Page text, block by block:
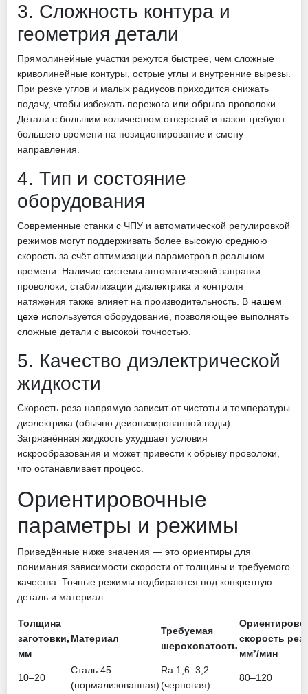
3. Сложность контура и
геометрия детали
Прямолинейные участки режутся быстрее, чем сложные
криволинейные контуры, острые углы и внутренние вырезы.
При резке углов и малых радиусов приходится снижать
подачу, чтобы избежать пережога или обрыва проволоки.
Детали с большим количеством отверстий и пазов требуют
большего времени на позиционирование и смену
направления.
4. Тип и состояние
оборудования
Современные станки с ЧПУ и автоматической регулировкой
режимов могут поддерживать более высокую среднюю
скорость за счёт оптимизации параметров в реальном
времени. Наличие системы автоматической заправки
проволоки, стабилизации диэлектрика и контроля
натяжения также влияет на производительность. В нашем
цехе используется оборудование, позволяющее выполнять
сложные детали с высокой точностью.
5. Качество диэлектрической
жидкости
Скорость реза напрямую зависит от чистоты и температуры
диэлектрика (обычно деионизированной воды).
Загрязнённая жидкость ухудшает условия
искрообразования и может привести к обрыву проволоки,
что останавливает процесс.
Ориентировочные
параметры и режимы
Приведённые ниже значения — это ориентиры для
понимания зависимости скорости от толщины и требуемого
качества. Точные режимы подбираются под конкретную
деталь и материал.
Толщина
заготовки,
мм
Материал
Требуемая
шероховатость
скорость
мм²/мин
10–20
Сталь 45
(нормализованная)
Ra 1,6–3,2
(черновая)
80–120